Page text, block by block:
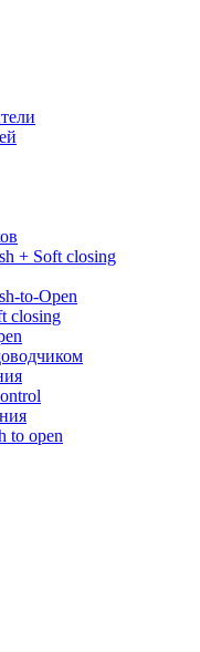
+ Soft closing
to-Open
closing
to open